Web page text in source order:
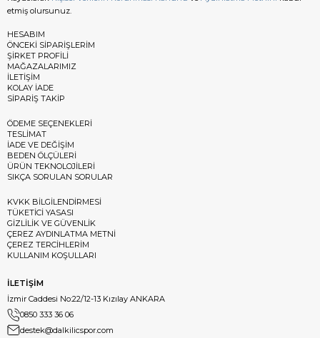
etmiş olursunuz.
HESABIM
ÖNCEKİ SİPARİŞLERİM
ŞİRKET PROFİLİ
MAĞAZALARIMIZ
İLETİŞİM
KOLAY İADE
SİPARİŞ TAKİP
ÖDEME SEÇENEKLERİ
TESLİMAT
İADE VE DEĞİŞİM
BEDEN ÖLÇÜLERİ
ÜRÜN TEKNOLOJİLERİ
SIKÇA SORULAN SORULAR
KVKK BİLGİLENDİRMESİ
TÜKETİCİ YASASI
GİZLİLİK VE GÜVENLİK
ÇEREZ AYDINLATMA METNİ
ÇEREZ TERCİHLERİM
KULLANIM KOŞULLARI
İLETİŞİM
İzmir Caddesi No:22/12-13 Kızılay ANKARA
0850 333 36 06
destek@dalkilicspor.com